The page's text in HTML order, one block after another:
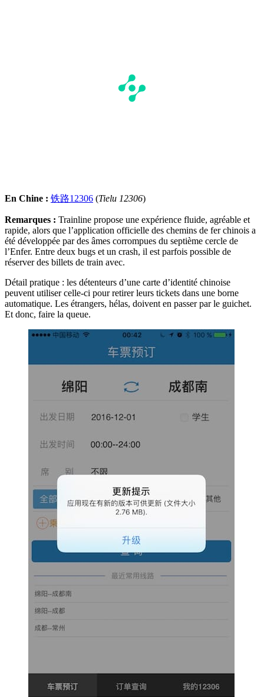
En Chine : 铁路12306 (Tielu 12306)
Remarques : Trainline propose une expérience fluide, agréable et
rapide, alors que l’application officielle des chemins de fer chinois a
été développée par des âmes corrompues du septième cercle de
l’Enfer. Entre deux bugs et un crash, il est parfois possible de
réserver des billets de train avec.
Détail pratique : les détenteurs d’une carte d’identité chinoise
peuvent utiliser celle-ci pour retirer leurs tickets dans une borne
automatique. Les étrangers, hélas, doivent en passer par le guichet.
Et donc, faire la queue.